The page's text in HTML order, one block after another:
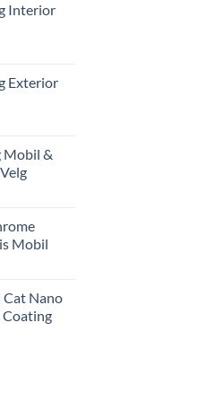
Interior
Exterior
Mobil &
Mobil
Nano
Coating